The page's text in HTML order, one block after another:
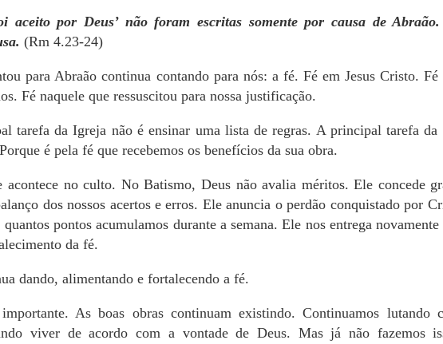
aceito por Deus’ não foram escritas somente por causa de
(Rm 4.23-24)
para Abraão continua contando para nós: a fé. Fé em Jesus Cristo. Fé
Fé naquele que ressuscitou para nossa justificação.
tarefa da Igreja não é ensinar uma lista de regras. A principal tarefa da
é pela fé que recebemos os benefícios da sua obra.
acontece no culto. No Batismo, Deus não avalia méritos. Ele concede
dos nossos acertos e erros. Ele anuncia o perdão conquistado por
pontos acumulamos durante a semana. Ele nos entrega
da fé.
dando, alimentando e fortalecendo a fé.
As boas obras continuam existindo. Continuamos lutando
viver de acordo com a vontade de Deus. Mas já não fazemos